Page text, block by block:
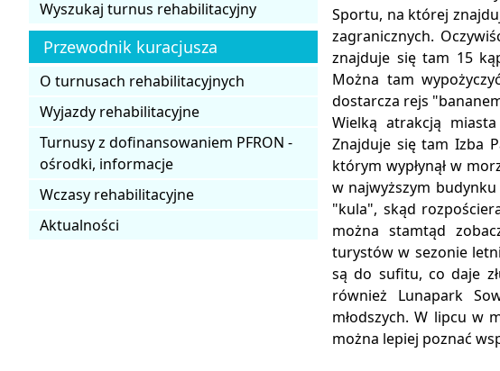
Wyszukaj turnus rehabilitacyjny
Przewodnik kuracjusza
O turnusach rehabilitacyjnych
Wyjazdy rehabilitacyjne
Turnusy z dofinansowaniem PFRON -
ośrodki, informacje
Wczasy rehabilitacyjne
Aktualności
Sportu, na której
zagranicznych.
znajduje się tam 15
Można tam
dostarcza rejs
Wielką atrakcją
Znajduje się tam Izba
którym wypłynął w
w najwyższym budynku
"kula", skąd
można stamtąd
turystów w sezonie
są do sufitu, co daje
również Lunapark
młodszych. W lipcu w
można lepiej poznać